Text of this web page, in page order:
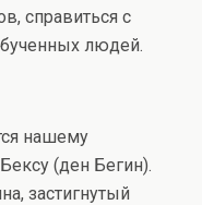
справиться с
людей.
нашему
(ден Бегин).
застигнутый